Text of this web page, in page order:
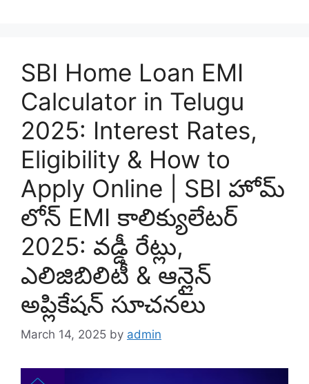
SBI Home Loan EMI
Calculator in Telugu
2025: Interest Rates,
Eligibility & How to
Apply Online | SBI హోమ్
లోన్ EMI కాలిక్యులేటర్
2025: వడ్డీ రేట్లు,
ఎలిజిబిలిటీ & ఆన్లైన్
అప్లికేషన్ సూచనలు
March 14, 2025 by admin